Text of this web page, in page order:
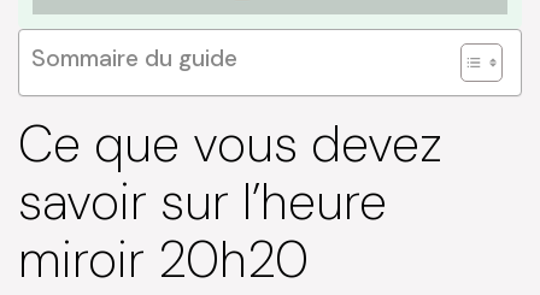
Sommaire du guide
Ce que vous devez
savoir sur l’heure
miroir 20h20